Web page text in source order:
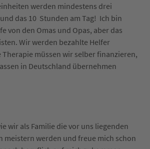
werden mindestens drei
das 10 Stunden am Tag! Ich bin
von den Omas und Opas, aber das
Wir werden bezahlte Helfer
Therapie müssen wir selber finanzieren,
in Deutschland übernehmen
wir als Familie die vor uns liegenden
meistern werden und freue mich schon